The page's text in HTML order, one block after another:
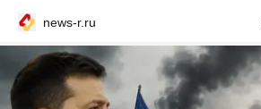
news-r.ru